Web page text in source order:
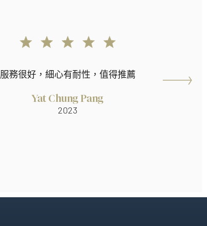
服務很好，細心有耐性，值得推薦
Yat Chung Pang
2023